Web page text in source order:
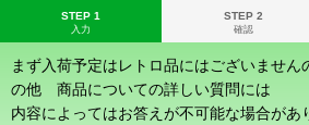
STEP 1
入力
STEP 2
確認
まず入荷予定はレトロ品にはございませ
の他 商品についての詳しい質問には
内容によってはお答えが不可能な場合が